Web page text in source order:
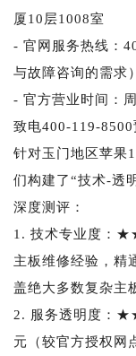
厦10层1008室
- 官网服务热线：
与故障咨询的需求）
- 官方营业时间：
致电400-119-8500
针对玉门地区苹果
们构建了“技术-透
深度测评：
1. 技术专业度：
主板维修经验，精
盖绝大多数复杂主
2. 服务透明度：
元（较官方授权网